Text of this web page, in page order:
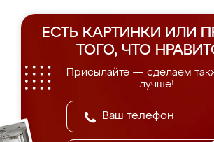
ЕСТЬ КАРТИНКИ ИЛИ
ТОГО, ЧТО
Присылайте — сделаем
лучше!